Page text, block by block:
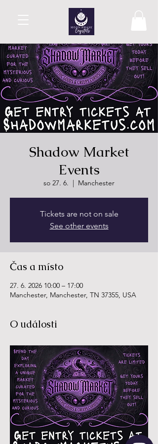
Shadow Market
Events
so 27. 6.
  |
Manchester
Tickets are not on sale
See other events
Čas a místo
27. 6. 2026 10:00 – 17:00
Manchester, Manchester, TN 37355, USA
O události